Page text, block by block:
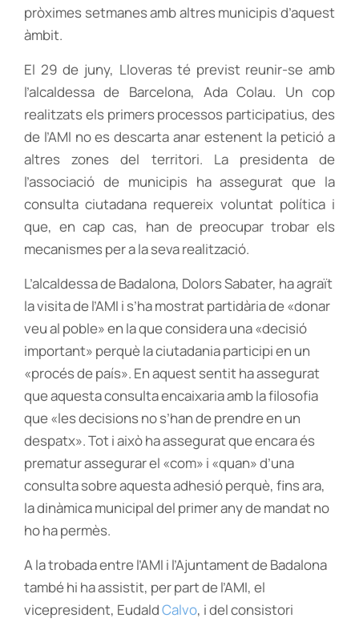
pròximes setmanes amb altres municipis d’aquest
àmbit.
El 29 de juny, Lloveras té previst reunir-se amb
l’alcaldessa de Barcelona, Ada Colau. Un cop
realitzats els primers processos participatius, des
de l’AMI no es descarta anar estenent la petició a
altres zones del territori. La presidenta de
l’associació de municipis ha assegurat que la
consulta ciutadana requereix voluntat política i
que, en cap cas, han de preocupar trobar els
mecanismes per a la seva realització.
L’alcaldessa de Badalona, Dolors Sabater, ha agraït
la visita de l’AMI i s’ha mostrat partidària de «donar
veu al poble» en la que considera una «decisió
important» perquè la ciutadania participi en un
«procés de país». En aquest sentit ha assegurat
que aquesta consulta encaixaria amb la filosofia
que «les decisions no s’han de prendre en un
despatx». Tot i això ha assegurat que encara és
prematur assegurar el «com» i «quan» d’una
consulta sobre aquesta adhesió perquè, fins ara,
la dinàmica municipal del primer any de mandat no
ho ha permès.
A la trobada entre l’AMI i l’Ajuntament de Badalona
també hi ha assistit, per part de l’AMI, el
vicepresident, EudaldCalvo, i del consistori